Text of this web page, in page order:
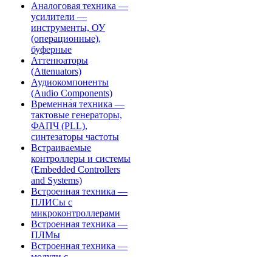
Аналоговая техника —
усилители —
инструменты, ОУ
(операционные),
буферные
Аттенюаторы
(Attenuators)
Аудиокомпоненты
(Audio Components)
Временна́я техника —
тактовые генераторы,
ФАПЧ (PLL),
синтезаторы частоты
Встраиваемые
контроллеры и системы
(Embedded Controllers
and Systems)
Встроенная техника —
ПЛИСы с
микроконтроллерами
Встроенная техника —
ПЛМы
Встроенная техника —